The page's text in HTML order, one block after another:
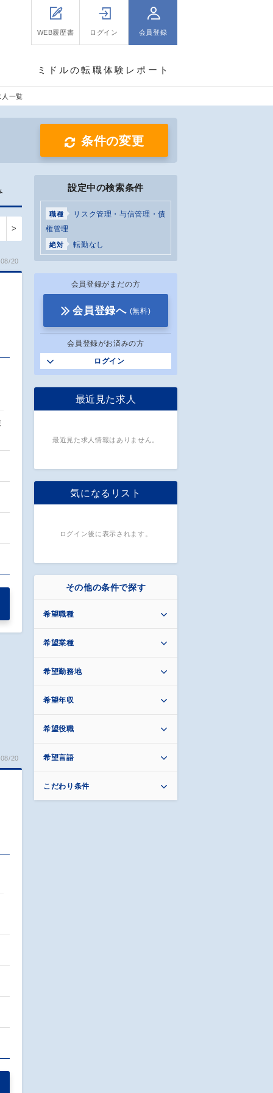
WEB履歴書 ログイン 会員登録
ミドルの転職体験レポート
一覧
条件の変更
>
20
20
設定中の検索条件
職種
リスク管理・与信管理・債
権管理
絶対 転勤なし
会員登録がまだの方
会員登録へ (無料)
会員登録がお済みの方
ログイン
最近見た求人
最近見た求人情報はありません。
気になるリスト
ログイン後に表示されます。
その他の条件で探す
希望職種
希望業種
希望勤務地
希望年収
希望役職
希望言語
こだわり条件